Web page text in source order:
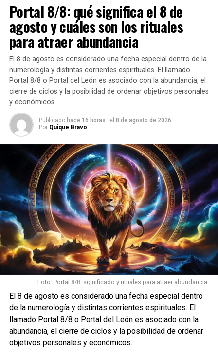
Si vos o alguien cercano está atravesando una situación
difícil, no estás solo/a: pedir ayuda es un acto de valentía.
Acércate a los dispositivos de salud de nuestra ciudad.
Prensa: Municipalidad de Sunchales
TEMAS RELACIONADOS: 10 DE SEPTIEMBRE
DÍA MUNDIAL
PREVENCIÓN DEL SUICIDIO
SIGUIENTE
Los cinco signos que recuperarán la llama del amor en
septiembre
NO TE PIERDAS
Se nos fue una gran persona: Cristian Pelossi «Comi»
falleció este lunes en Rafaela
Portal 8/8: qué significa el 8 de
agosto y cuáles son los rituales
para atraer abundancia
El 8 de agosto es considerado una fecha especial dentro de la
numerología y distintas corrientes espirituales. El llamado
Portal 8/8 o Portal del León es asociado con la abundancia, el
cierre de ciclos y la posibilidad de ordenar objetivos personales
y económicos.
Publicado hace 16 horas el 8 de agosto de 2026
Por Quique Bravo
Foto: Portal 8/8: significado y rituales para atraer abundancia.
El 8 de agosto es considerado una fecha especial dentro
de la numerología y distintas corrientes espirituales. El
llamado Portal 8/8 o Portal del León es asociado con la
abundancia, el cierre de ciclos y la posibilidad de ordenar
objetivos personales y económicos.